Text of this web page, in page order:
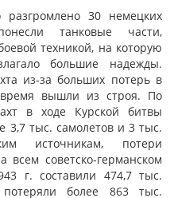
30 немецких
танковые части,
техникой, на которую
большие надежды.
из-за больших потерь в
вышли из строя. По
в ходе Курской битвы
3,7 тыс. самолетов и 3 тыс.
источникам, потери
всем советско-германском
г. составили 474,7 тыс.
потеряли более 863 тыс.